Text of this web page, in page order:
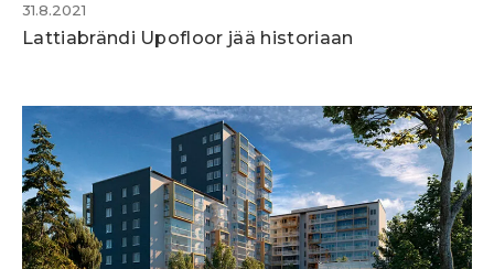
31.8.2021
Lattiabrändi Upofloor jää historiaan